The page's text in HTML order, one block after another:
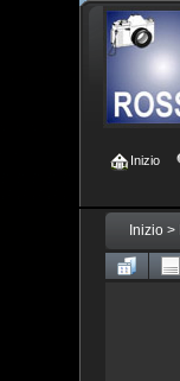
Inizio
Inizio>